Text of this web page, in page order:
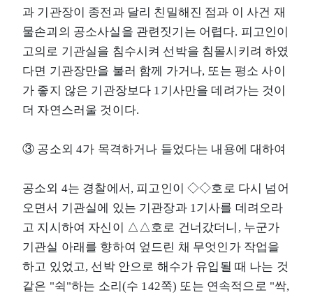
과 기관장이 종전과 달리 친밀해진 점과 이 사건 재
물손괴의 공소사실을 관련짓기는 어렵다. 피고인이
고의로 기관실을 침수시켜 선박을 침몰시키려 하였
다면 기관장만을 불러 함께 가거나, 또는 평소 사이
가 좋지 않은 기관장보다 1기사만을 데려가는 것이
더 자연스러울 것이다.
③ 공소외 4가 목격하거나 들었다는 내용에 대하여
공소외 4는 경찰에서, 피고인이 ◇◇호로 다시 넘어
오면서 기관실에 있는 기관장과 1기사를 데려오라
고 지시하여 자신이 △△호로 건너갔더니, 누군가
기관실 아래를 향하여 엎드린 채 무엇인가 작업을
하고 있었고, 선박 안으로 해수가 유입될 때 나는 것
같은 "쉭"하는 소리(수 142쪽) 또는 연속적으로 "싹,